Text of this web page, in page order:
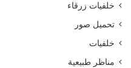
خلفيات زرقاء
تحميل صور
خلفيات
مناظر طبيعية